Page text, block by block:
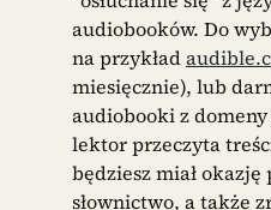
audiobooków. Do
na przykład
miesięcznie), lub
audiobooki z
lektor przeczyta
będziesz miał okazję
słownictwo, a także